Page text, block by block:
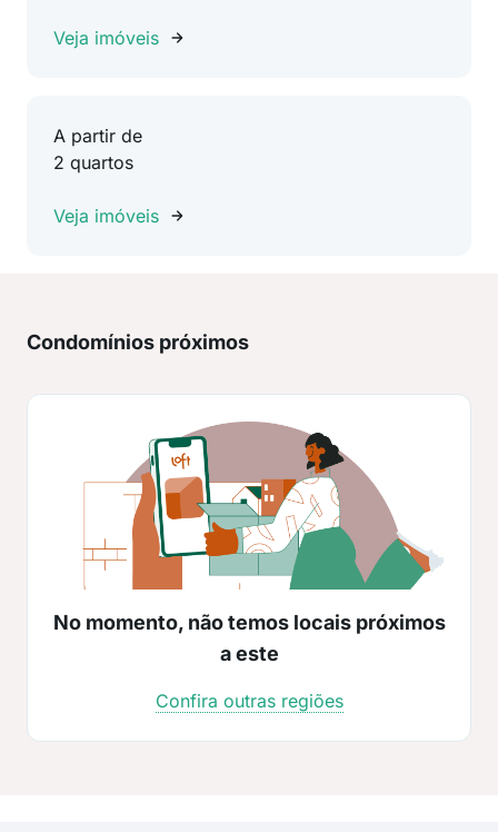
Veja imóveis
A partir de
2 quartos
Veja imóveis
Condomínios próximos
No momento, não temos locais próximos
a este
Confira outras regiões